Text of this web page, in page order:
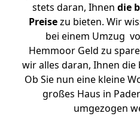
stets daran, Ihnen die
Preisezu bieten. Wir
bei einem Umzug
Hemmoor Geld zu
wir alles daran, Ihnen die
Ob Sie nun eine kleine
großes Haus in
umgezogen